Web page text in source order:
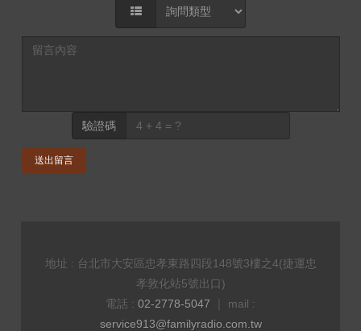
驗證碼
送出留言
地址 : 台北市大安區忠孝東路四段148號3樓之4(捷運忠
孝敦化站5號出口)
電話 : 02-2778-5047 ｜ mail :
service913@familyradio.com.tw